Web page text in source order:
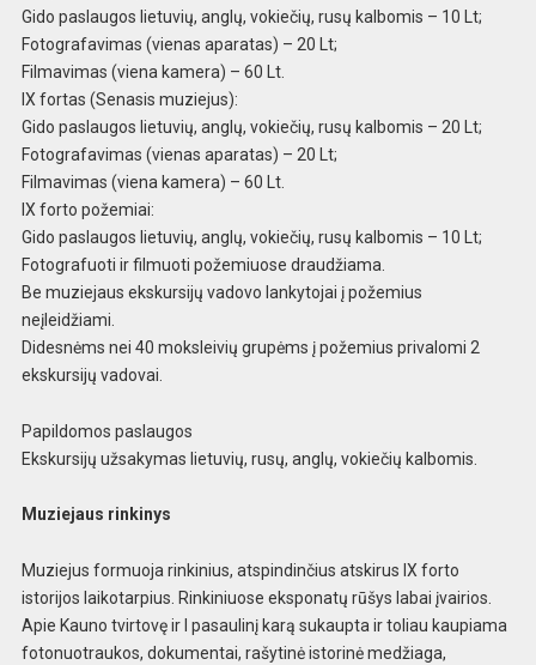
Gido paslaugos lietuvių, anglų, vokiečių, rusų kalbomis – 10
Lt;
Fotografavimas (vienas aparatas) – 20 Lt;
Filmavimas (viena kamera) – 60 Lt.
IX fortas (Senasis muziejus):
Gido paslaugos lietuvių, anglų, vokiečių, rusų kal bomis – 20 Lt;
Fotografavimas (vienas aparatas) – 20 Lt;
Filmavimas (viena kamera) – 60 Lt.
IX forto požemiai:
Gido paslaugos lietuvių, anglų, vokiečių, rusų kalbomis – 10 Lt;
Fotografuoti ir filmuoti požemiuose draudžiama.
Be muziejaus ekskursijų vadovo lankytojai į požemius
neįleidžiami.
Didesnėms nei 40 moksleivių grupėms į požemius privalomi 2
ekskursijų vadovai.
Papildomos paslaugos
Ekskursijų užsakymas lietuvių, rusų, anglų, vokiečių kalbomis.
Muziejaus rinkinys
Muziejus formuoja rinkinius, atspindinčius atskirus IX forto
istorijos l aikotarpius. Rinkiniuose eksponatų rūšys labai įvairios.
Apie Kauno tvirtovę ir I pasaulinį karą sukaupta ir toliau kaupiama
fotonuotraukos, dokumentai, rašytinė istorinė medžiaga,